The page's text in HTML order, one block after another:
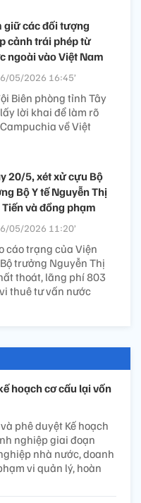
giữ các đối tượng
cảnh trái phép từ
ngoài vào Việt Nam
05/2026 16:45’
Biên phòng tỉnh Tây
lời khai để làm rõ
về Việt
20/5, xét xử cựu Bộ
Bộ Y tế Nguyễn Thị
và đồng phạm
05/2026 11:20’
cáo trạng của Viện
trưởng Nguyễn Thị
thoát, lãng phí 803
thuê tư vấn nước
hoạch cơ cấu lại vốn
phê duyệt Kế hoạch
nghiệp giai đoạn
nhà nước, doanh
vi quản lý, hoàn